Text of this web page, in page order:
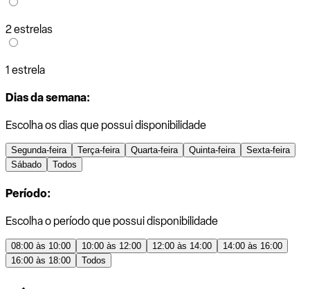
2 estrelas
1 estrela
Dias da semana:
Escolha os dias que possui disponibilidade
Segunda-feira Terça-feira Quarta-feira Quinta-feira
Sexta-feira
Sábado
Todos
Período:
Escolha o período que possui disponibilidade
08:00 às 10:00 10:00 às 12:00 12:00 às 14:00
14:00 às 16:00
16:00 às 18:00
Todos